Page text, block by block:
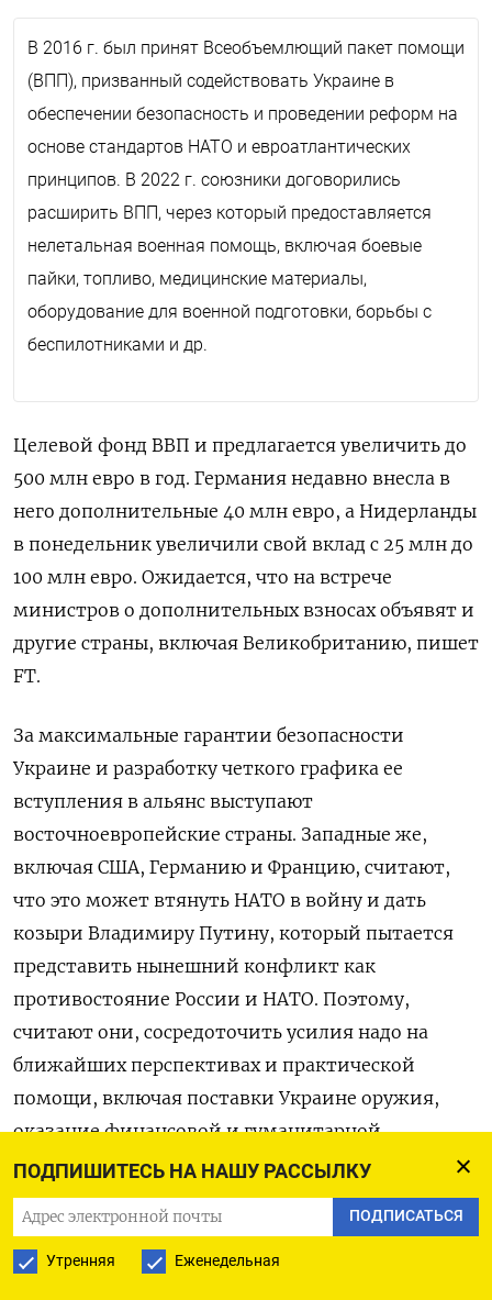
ПОДПИШИТЕСЬ НА НАШУ РАССЫЛКУ
ПОДПИСАТЬСЯ
Утренняя Еженедельная
В 2016 г. был принят Всеобъемлющий пакет помощи
(ВПП), призванный содействовать Украине в
обеспечении безопасность и проведении реформ на
основе стандартов НАТО и евроатлантических
принципов. В 2022 г. союзники договорились
расширить ВПП, через который предоставляется
нелетальная военная помощь, включая боевые
пайки, топливо, медицинские материалы,
оборудование для военной подготовки, борьбы с
беспилотниками и др.
Целевой фонд ВВП и предлагается увеличить до
500 млн евро в год. Германия недавно внесла в
него дополнительные 40 млн евро, а Нидерланды
в понедельник увеличили свой вклад с 25 млн до
100 млн евро. Ожидается, что на встрече
министров о дополнительных взносах объявят и
другие страны, включая Великобританию, пишет
FT.
За максимальные гарантии безопасности
Украине и разработку четкого графика ее
вступления в альянс выступают
восточноевропейские страны. Западные же,
включая США, Германию и Францию, считают,
что это может втянуть НАТО в войну и дать
козыри Владимиру Путину, который пытается
представить нынешний конфликт как
противостояние России и НАТО. Поэтому,
считают они, сосредоточить усилия надо на
ближайших перспективах и практической
помощи, включая поставки Украине оружия,
оказание финансовой и гуманитарной
поддержки.
«Мы не сможем предложить ей членство в
обозримом будущем, но можем обсуждать